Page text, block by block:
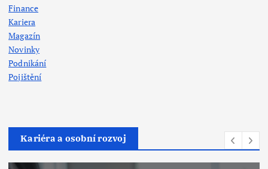
Finance
Kariera
Magazín
Novinky
Podnikání
Pojištění
Kariéra a osobní rozvoj